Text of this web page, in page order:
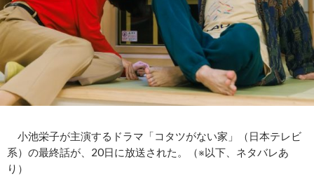
小池栄子が主演するドラマ「コタツがない家」（日本テレビ
系）の最終話が、20日に放送された。（※以下、ネタバレあ
り）